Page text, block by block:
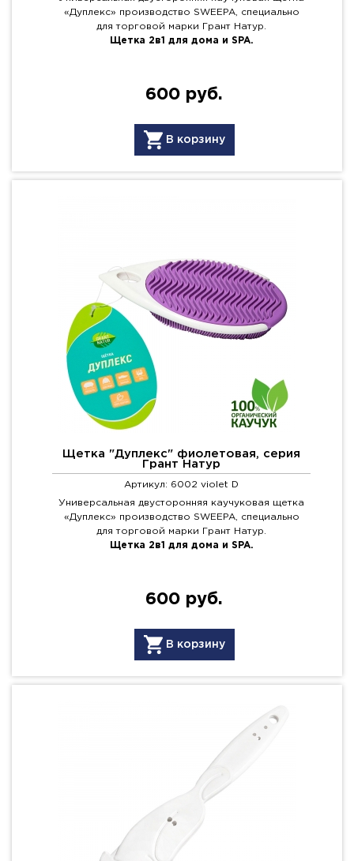
«Дуплекс» производство SWEEPA, специально
для торговой марки Грант Натур.
Щетка 2в1 для дома и SPA.
600 руб.
В корзину
Щетка "Дуплекс" фиолетовая, серия
Грант Натур
Артикул: 6002 violet D
Универсальная двусторонняя каучуковая щетка
«Дуплекс» производство SWEEPA, специально
для торговой марки Грант Натур.
Щетка 2в1 для дома и SPA.
600 руб.
В корзину